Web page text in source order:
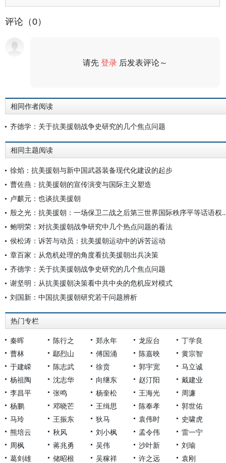
评论（0）
请先登录 后发表评论～
相同作者阅读
齐德学：关于抗美援朝战争史研究的几个焦点问题
相同主题阅读
徐焰：抗美援朝与新中国武器装备现代化建设的起步
曹佐燕：抗美援朝的宣传演变与国际主义塑造
卢麒元：也谈抗美援朝
殷之光：抗美援朝：一场保卫
鲍明荣：对抗美援朝战争研究中几个热点问题的看法
侯松涛：诉苦与动员：抗美援朝运动中的诉苦运动
章百家：从危机处理的角度看抗美援朝出兵决策
齐德学：关于抗美援朝战争史研究的几个焦点问题
谢坚明：从抗美援朝决策看中共中央的危机应对模式
刘国新：中国抗美援朝研究若干问题辨析
热门专栏
秦晖 陈行之 郑永年 龙应台
丁学良
曹林
鄢烈山 傅国涌 陈嘉映
黄宗智
于建嵘
陈志武 徐贲 郭宇宽
马立诚
杨祖陶
沈志华 向继东 赵汀阳
戴建业
李昌平
张鸣 杨奎松 王海光
周濂
杨鹏
邓晓芒 王缉思 陈奉孝
郭世佑
马玲
王振东 狄马 袁伟时
史啸虎
熊培云
秋风 刘小枫 孟令伟
雷一宁
周枫
蒋兆勇 吴伟 沙叶新
刘瑜
葛剑雄
储昭根 吴稼祥 许之远 袁刚